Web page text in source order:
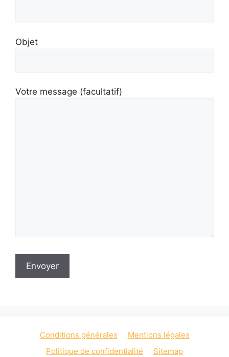
Objet
Votre message (facultatif)
Conditions générales
Mentions légales
Politique de confidentialité
Sitemap